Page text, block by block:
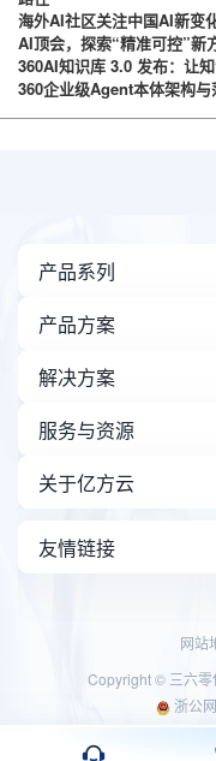
海外AI社区关注中国AI新变
AI顶会，探索“精准可控”新
360AI知识库 3.0 发布：让
360企业级Agent本体架构与
产品系列
产品方案
解决方案
服务与资源
关于亿方云
友情链接
网站
Copyright © 三六零
浙公